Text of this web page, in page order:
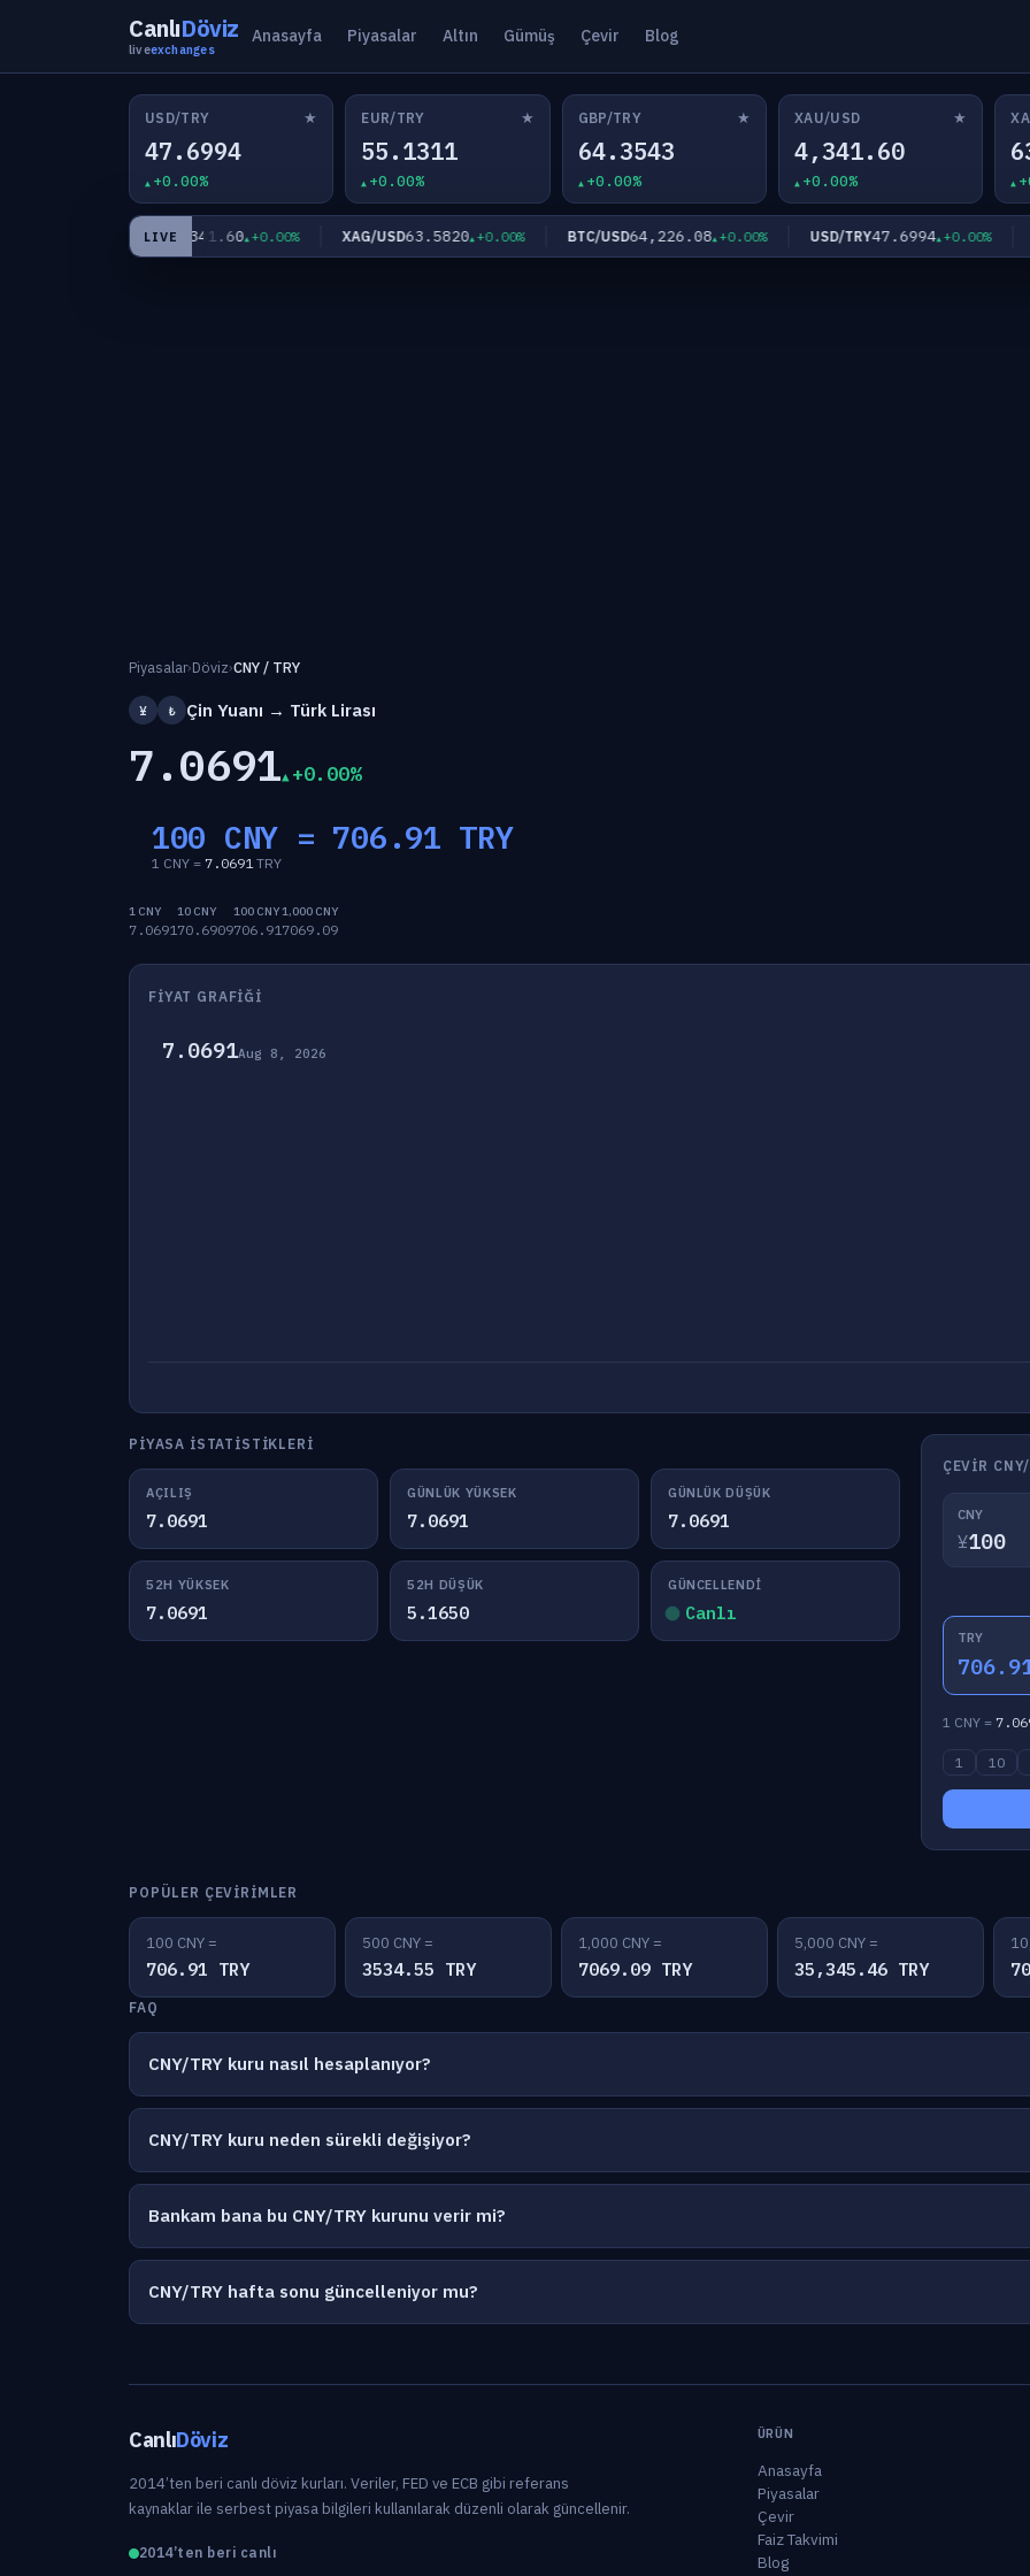
CanlıDöviz
liveexchanges
Anasayfa Piyasalar Altın Gümüş Çevir Blog
USD/TRY ★
47.6994
+0.00%
EUR/TRY ★
55.1311
+0.00%
GBP/TRY ★
64.3543
+0.00%
XAU/USD ★
4,341.60
+0.00%
LIVE
XAU/USD4,341.60 +0.00% XAG/USD63.5820 +0.00% BTC/USD64,226.08 +0.00% USD/TRY47.6994 +0.00%
Piyasalar›Döviz›CNY / TRY
¥ ₺ Çin Yuanı → Türk Lirası
7.0691 +0.00%
100 CNY = 706.91 TRY
1 CNY = 7.0691TRY
1 CNY
7.0691
10 CNY
70.6909
100 CNY
706.91
1,000 CNY
7069.09
FIYAT GRAFIĞI
7.0691Aug 8, 2026
PIYASA İSTATISTIKLERI
AÇILIŞ
7.0691
GÜNLÜK YÜKSEK
7.0691
GÜNLÜK DÜŞÜK
7.0691
52H YÜKSEK
7.0691
52H DÜŞÜK
5.1650
GÜNCELLENDI
Canlı
ÇEVIR
CNY
¥
TRY
1 CNY =
1 10
POPÜLER ÇEVIRIMLER
100 CNY =
706.91 TRY
500 CNY =
3534.55 TRY
1,000 CNY =
7069.09 TRY
5,000 CNY =
35,345.46 TRY
FAQ
CNY/TRY kuru nasıl hesaplanıyor?
CNY/TRY kuru neden sürekli değişiyor?
Bankam bana bu CNY/TRY kurunu verir mi?
CNY/TRY hafta sonu güncelleniyor mu?
CanlıDöviz
2014’ten beri canlı döviz kurları. Veriler, FED ve ECB gibi referans
kaynaklar ile serbest piyasa bilgileri kullanılarak düzenli olarak güncellenir.
2014’ten beri canlı
ÜRÜN
Anasayfa
Piyasalar
Çevir
Faiz Takvimi
Blog